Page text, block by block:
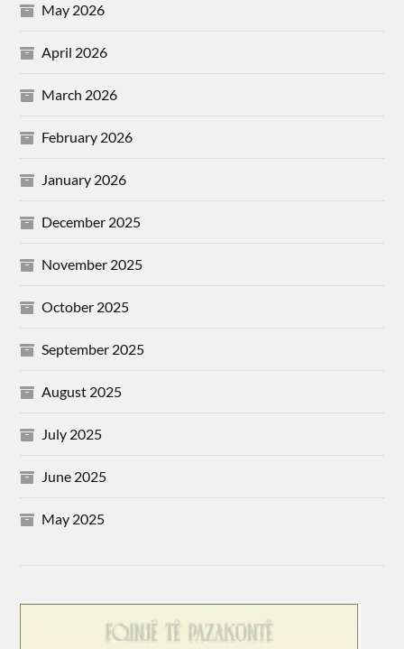
May 2026
April 2026
March 2026
February 2026
January 2026
December 2025
November 2025
October 2025
September 2025
August 2025
July 2025
June 2025
May 2025